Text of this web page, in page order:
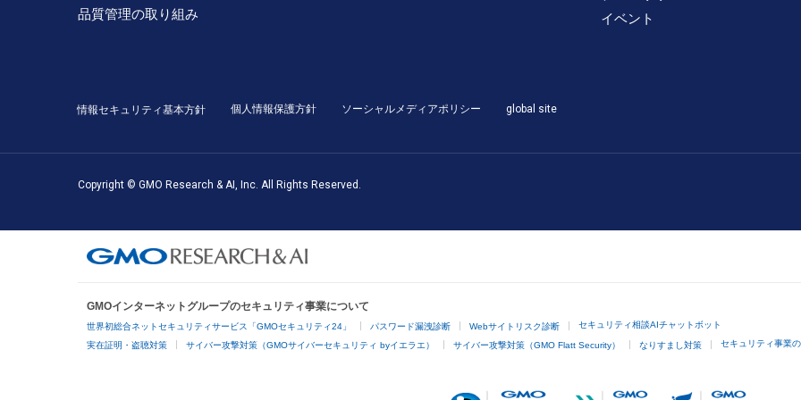
品質管理の取り組み
イベント
情報セキュリティ基本方針 個人情報保護方針 ソーシャルメディアポリシー global site
Copyright © GMO Research & AI, Inc. All Rights Reserved.
GMOインターネットグループのセキュリティ事業について
世界初総合ネットセキュリティサービス「GMOセキュリティ24」 パスワード漏洩診断 Webサイトリスク診断 セキュリティ相談AIチャットボット
実在証明・盗聴対策 サイバー攻撃対策（GMOサイバーセキュリティ byイエラエ） サイバー攻撃対策（GMO Flatt Security） なりすまし対策 セキュリティ事業